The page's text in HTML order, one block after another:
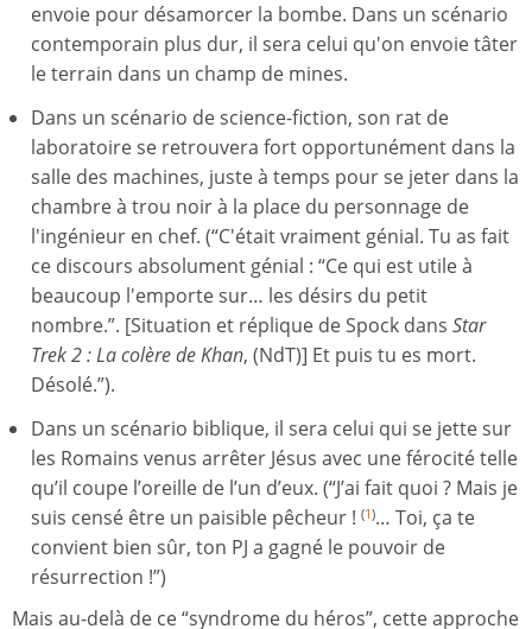
envoie pour désamorcer la bombe. Dans un scénario
contemporain plus dur, il sera celui qu'on envoie tâter
le terrain dans un champ de mines.
Dans un scénario de science-fiction, son rat de
laboratoire se retrouvera fort opportunément dans la
salle des machines, juste à temps pour se jeter dans la
chambre à trou noir à la place du personnage de
l'ingénieur en chef. (“C'était vraiment génial. Tu as fait
ce discours absolument génial : “Ce qui est utile à
beaucoup l'emporte sur… les désirs du petit
nombre.”. [Situation et réplique de Spock dans Star
Trek 2 : La colère de Khan, (NdT)] Et puis tu es mort.
Désolé.”).
Dans un scénario biblique, il sera celui qui se jette sur
les Romains venus arrêter Jésus avec une férocité telle
qu’il coupe l’oreille de l’un d’eux. (“J’ai fait quoi ? Mais je
suis censé être un paisible pêcheur ! (1)… Toi, ça te
convient bien sûr, ton PJ a gagné le pouvoir de
résurrection !”)
Mais au-delà de ce “syndrome du héros”, cette approche